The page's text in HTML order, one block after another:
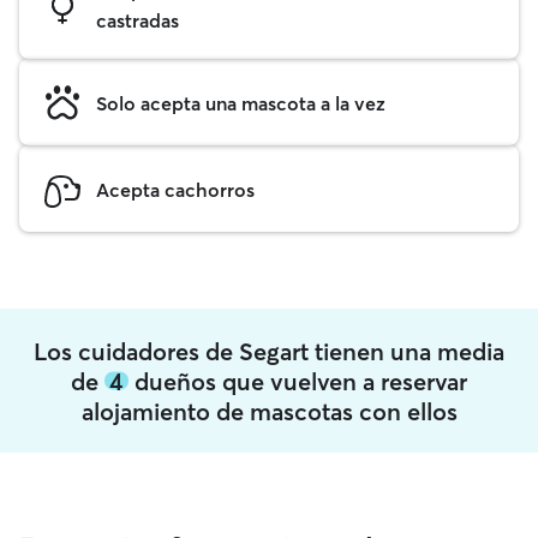
castradas
Solo acepta una mascota a la vez
Acepta cachorros
Los cuidadores de Segart tienen una media
de 4 dueños que vuelven a reservar
alojamiento de mascotas con ellos